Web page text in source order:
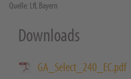
Quelle: LfL Bayern
Downloads
GA_Select_240_EC.pdf